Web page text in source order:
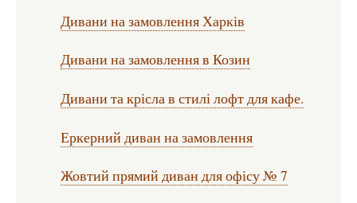
Дивани на замовлення Харків
Дивани на замовлення в Козин
Дивани та крісла в стилі лофт для кафе.
Еркерний диван на замовлення
Жовтий прямий диван для офісу № 7